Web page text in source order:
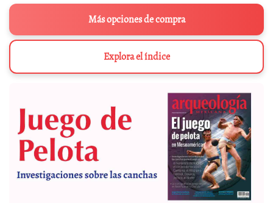
Más opciones de compra
Explora el índice